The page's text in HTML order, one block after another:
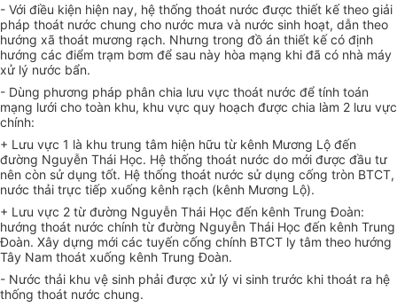
- Với điều kiện hiện nay, hệ thống thoát nước được thiết kế theo giải
pháp thoát nước chung cho nước mưa và nước sinh hoạt, dẫn theo
hướng xã thoát mương rạch. Nhưng trong đồ án thiết kế có định
hướng các điểm trạm bơm để sau này hòa mạng khi đã có nhà máy
xử lý nước bẩn.
- Dùng phương pháp phân chia lưu vực thoát nước để tính toán
mạng lưới cho toàn khu, khu vực quy hoạch được chia làm 2 lưu vực
chính:
+ Lưu vực 1 là khu trung tâm hiện hữu từ kênh Mương Lộ đến
đường Nguyễn Thái Học. Hệ thống thoát nước do mới được đầu tư
nên còn sử dụng tốt. Hệ thống thoát nước sử dụng cống tròn BTCT,
nước thải trực tiếp xuống kênh rạch (kênh Mương Lộ).
+ Lưu vực 2 từ đường Nguyễn Thái Học đến kênh Trung Đoàn:
hướng thoát nước chính từ đường Nguyễn Thái Học đến kênh Trung
Đoàn. Xây dựng mới các tuyến cống chính BTCT ly tâm theo hướng
Tây Nam thoát xuống kênh Trung Đoàn.
- Nước thải khu vệ sinh phải được xử lý vi sinh trước khi thoát ra hệ
thống thoát nước chung.